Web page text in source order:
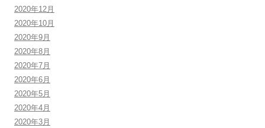
2020年12月
2020年10月
2020年9月
2020年8月
2020年7月
2020年6月
2020年5月
2020年4月
2020年3月